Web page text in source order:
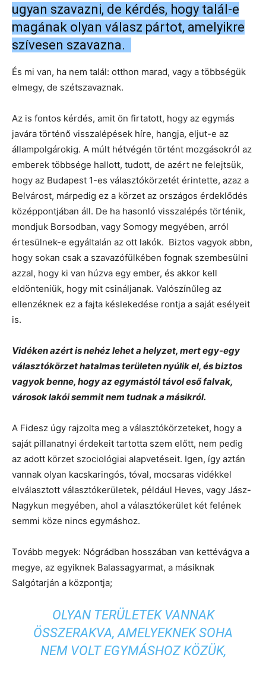
ugyan szavazni, de kérdés, hogy talál-e
magának olyan válasz pártot, amelyikre
szívesen szavazna.
És mi van, ha nem talál: otthon marad, vagy a többségük
elmegy, de szétszavaznak.
Az is fontos kérdés, amit ön firtatott, hogy az egymás
javára történő visszalépések híre, hangja, eljut-e az
állampolgárokig. A múlt hétvégén történt mozgásokról az
emberek többsége hallott, tudott, de azért ne felejtsük,
hogy az Budapest 1-es választókörzetét érintette, azaz a
Belvárost, márpedig ez a körzet az országos érdeklődés
középpontjában áll. De ha hasonló visszalépés történik,
mondjuk Borsodban, vagy Somogy megyében, arról
értesülnek-e egyáltalán az ott lakók. Biztos vagyok abbn,
hogy sokan csak a szavazófülkében fognak szembesülni
azzal, hogy ki van húzva egy ember, és akkor kell
eldönteniük, hogy mit csináljanak. Valószínűleg az
ellenzéknek ez a fajta késlekedése rontja a saját esélyeit
is.
Vidéken azért is nehéz lehet a helyzet, mert egy-egy
választókörzet hatalmas területen nyúlik el, és biztos
vagyok benne, hogy az egymástól távol eső falvak,
városok lakói semmit nem tudnak a másikról.
A Fidesz úgy rajzolta meg a választókörzeteket, hogy a
saját pillanatnyi érdekeit tartotta szem előtt, nem pedig
az adott körzet szociológiai alapvetéseit. Igen, így aztán
vannak olyan kacskaringós, tóval, mocsaras vidékkel
elválasztott választókerületek, például Heves, vagy Jász-
Nagykun megyében, ahol a választókerület két felének
semmi köze nincs egymáshoz.
Tovább megyek: Nógrádban hosszában van kettévágva a
megye, az egyiknek Balassagyarmat, a másiknak
Salgótarján a központja;
OLYAN TERÜLETEK VANNAK
ÖSSZERAKVA, AMELYEKNEK SOHA
NEM VOLT EGYMÁSHOZ KÖZÜK,